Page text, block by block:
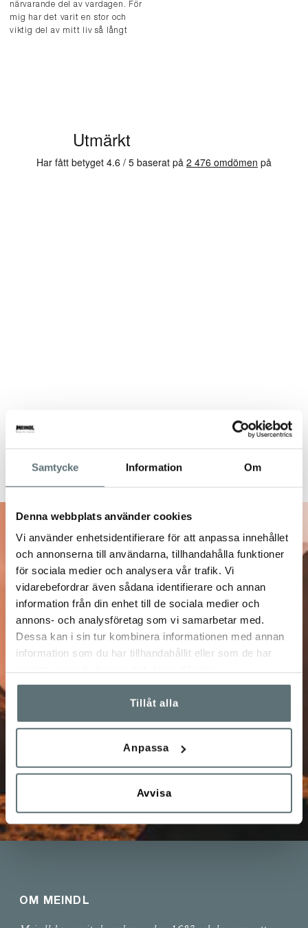
Samtycke Information Om
Denna webbplats använder cookies
Vi använder enhetsidentifierare för att anpassa innehållet
och annonserna till användarna, tillhandahålla funktioner
för sociala medier och analysera vår trafik. Vi
vidarebefordrar även sådana identifierare och annan
information från din enhet till de sociala medier och
annons- och analysföretag som vi samarbetar med.
Dessa kan i sin tur kombinera informationen med annan
information som du har tillhandahållit eller som de har
Tillåt alla
Anpassa
Avvisa
närvarande del av vardagen. För
mig har det varit en stor och
viktig del av mitt liv så långt
10% på ditt nästa
köp
Anmäl dig till vårt nyhetsbrev!
Sveriges nyhetsbrev och att Meindl Sverige får spara
uppgifterna jag angivit här.
Integritetspolicy
OM MEINDL